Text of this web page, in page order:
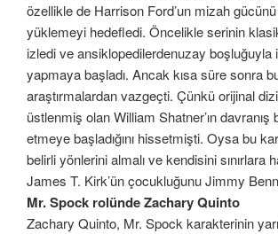
özellikle de Harrison Ford’un mizah
yüklemeyi hedefledi. Öncelikle serinin
izledi ve ansiklopedilerdenuzay boşluğuyla
yapmaya başladı. Ancak kısa süre sonra
araştırmalardan vazgeçti. Çünkü orijinal
üstlenmiş olan William Shatner’ın
etmeye başladığını hissetmişti. Oysa bu
belirli yönlerini almalı ve kendisini sınırlara
James T. Kirk’ün çocukluğunu Jimmy
Mr. Spock rolünde Zachary Quinto
Zachary Quinto, Mr. Spock karakterinin